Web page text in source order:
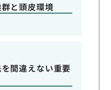
と頭皮環境
間違えない重要